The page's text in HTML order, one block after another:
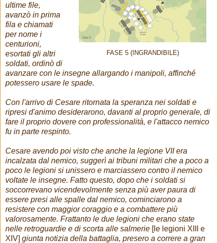
FASE 5 (INGRANDIBILE)
ultime file,
avanzò in prima
fila e chiamati
per nome i
centurioni,
esortati gli altri
soldati, ordinò di
avanzare con le insegne allargando i manipoli, affinché
potessero usare le spade.
Con l'arrivo di Cesare ritornata la speranza nei soldati e
ripresi d'animo desiderarono, davanti al proprio generale, di
fare il proprio dovere con professionalità, e l'attacco nemico
fu in parte respinto.
Cesare avendo poi visto che anche la legione VII era
incalzata dal nemico, suggerì ai tribuni militari che a poco a
poco le legioni si unissero e marciassero contro il nemico
voltate le insegne. Fatto questo, dopo che i soldati si
soccorrevano vicendevolmente senza più aver paura di
essere presi alle spalle dal nemico, cominciarono a
resistere con maggior coraggio e a combattere più
valorosamente. Frattanto le due legioni che erano state
nelle retroguardie e di scorta alle salmerie [le legioni XIII e
XIV] giunta notizia della battaglia, presero a correre a gran